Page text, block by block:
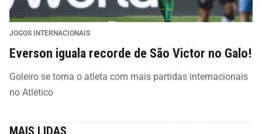
JOGOS INTERNACIONAIS
Everson iguala recorde de São Victor no Galo!
Goleiro se torna o atleta com mais partidas internacionais
no Atlético
MAIS LIDAS